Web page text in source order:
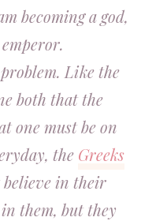
becoming a god,
Like the
both that the
one must be on
the Greeks
believe in their
in them, but they